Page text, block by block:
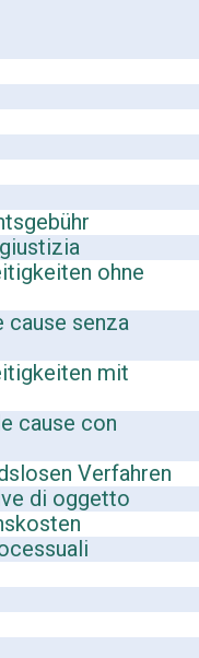
ohne
cause senza
mit
cause con
Verfahren
di oggetto